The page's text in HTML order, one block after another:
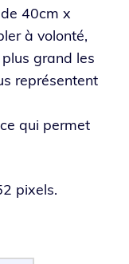
40cm x
à volonté,
grand les
représentent
qui permet
pixels.